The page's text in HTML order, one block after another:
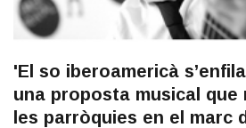
'El so iberoamericà
una proposta musical
les parròquies en el marc